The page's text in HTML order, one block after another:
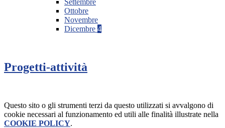
Settembre
Ottobre
Novembre
Dicembre 4
Progetti-attività
Questo sito o gli strumenti terzi da questo utilizzati si avvalgono di
cookie necessari al funzionamento ed utili alle finalità illustrate nella
COOKIE POLICY.